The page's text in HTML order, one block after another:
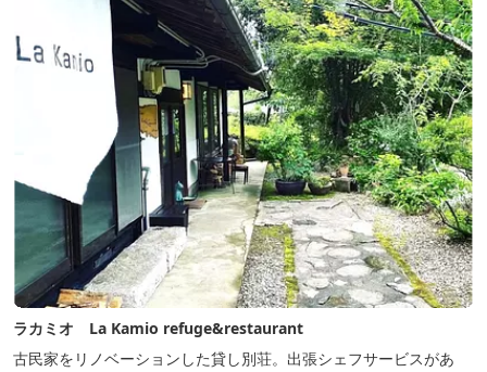
ラカミオ La Kamio refuge&restaurant
古民家をリノベーションした貸し別荘。出張シェフサービスがあ